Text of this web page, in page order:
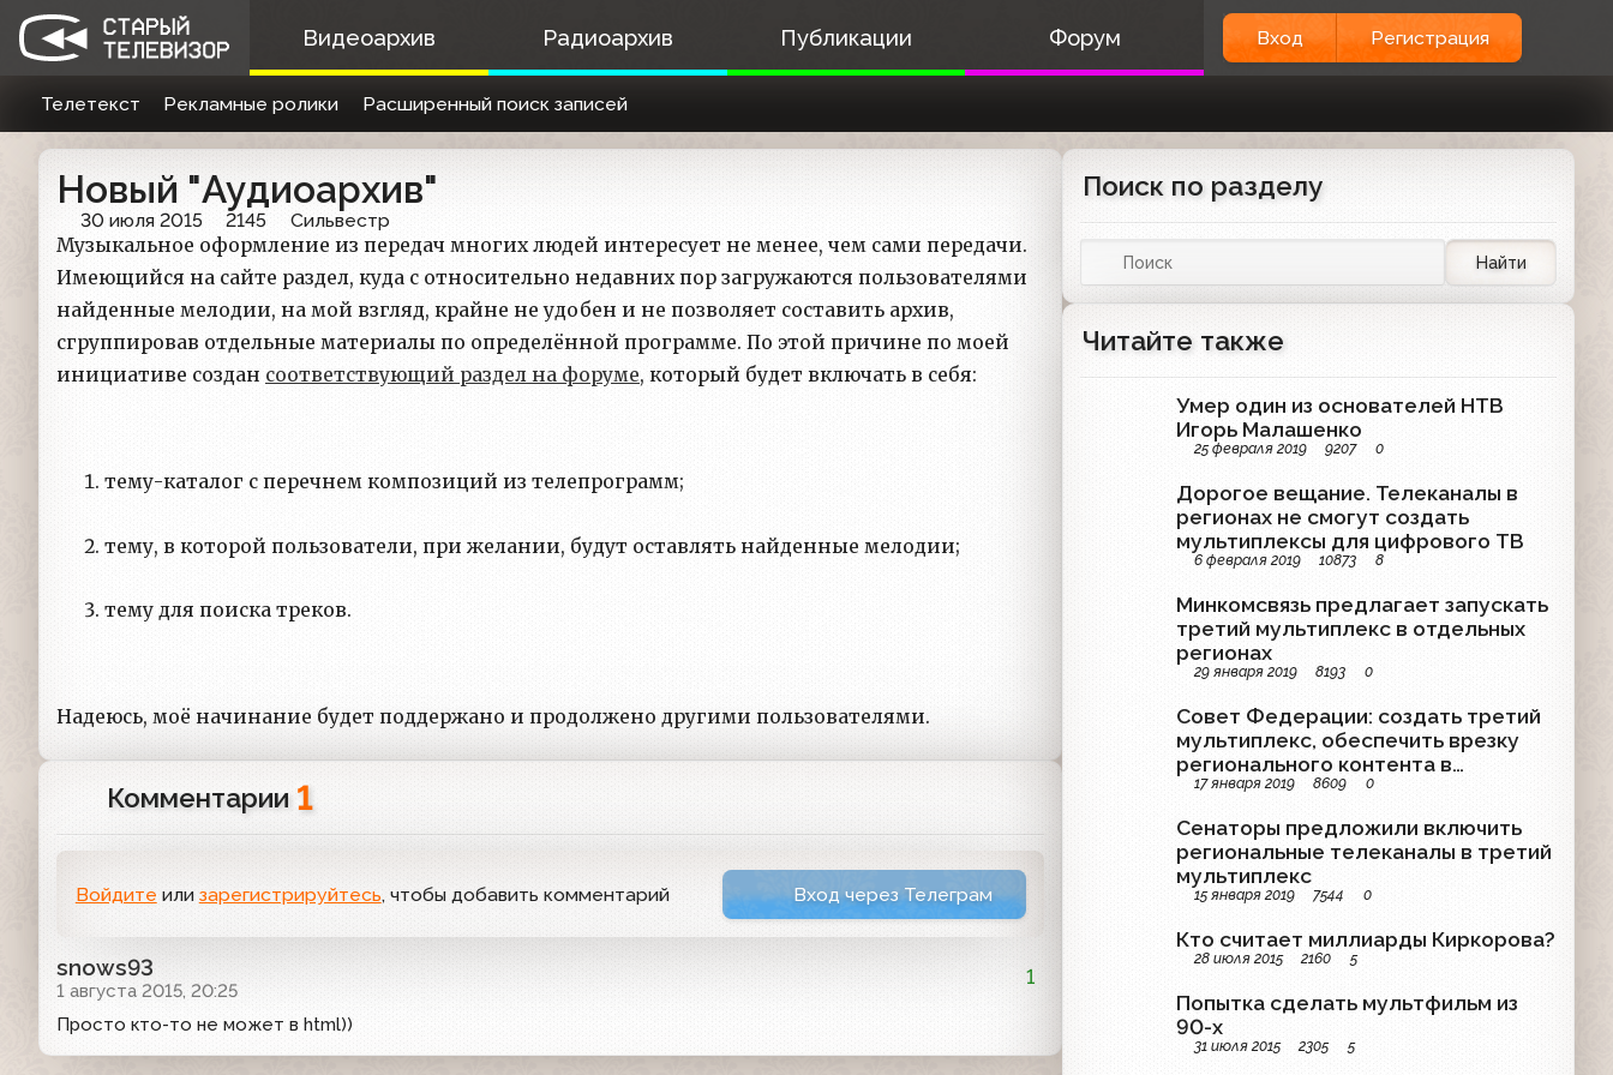
Видеоархив Радиоархив Публикации Форум Вход Регистрация
Телетекст Рекламные ролики Расширенный поиск записей
Новый "Аудиоархив"
30 июля 2015 2145
Сильвестр
Музыкальное оформление из передач многих людей интересует не менее, чем сами передачи.
Имеющийся на сайте раздел, куда с относительно недавних пор загружаются пользователями
найденные мелодии, на мой взгляд, крайне не удобен и не позволяет составить архив,
сгруппировав отдельные материалы по определённой программе. По этой причине по моей
инициативе создан соответствующий раздел на форуме, который будет включать в себя:
тему-каталог с перечнем композиций из телепрограмм;
тему, в которой пользователи, при желании, будут оставлять найденные мелодии;
тему для поиска треков.
Надеюсь, моё начинание будет поддержано и продолжено другими пользователями.
Комментарии 1
Войдите или зарегистрируйтесь, чтобы добавить комментарий Вход через Телеграм
snows93
1 августа 2015, 20:25
1
Просто кто-то не может в html))
Поиск по разделу
Найти
Читайте также
Умер один из основателей НТВ
Игорь Малашенко
25 февраля 2019 9207 0
Дорогое вещание. Телеканалы в
регионах не смогут создать
мультиплексы для цифрового ТВ
6 февраля 2019 10873 8
Минкомсвязь предлагает запускать
третий мультиплекс в отдельных
регионах
29 января 2019 8193 0
Совет Федерации: создать третий
мультиплекс, обеспечить врезку
регионального контента в
федеральный канал
17 января 2019 8609 0
Сенаторы предложили включить
региональные телеканалы в третий
мультиплекс
15 января 2019 7544 0
Кто считает миллиарды Киркорова?
28 июля 2015 2160 5
Попытка сделать мультфильм из
90-х
31 июля 2015 2305 5